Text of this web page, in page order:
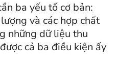
ba yếu tố cơ bản:
và các hợp chất
những dữ liệu thu
cả ba điều kiện ấy